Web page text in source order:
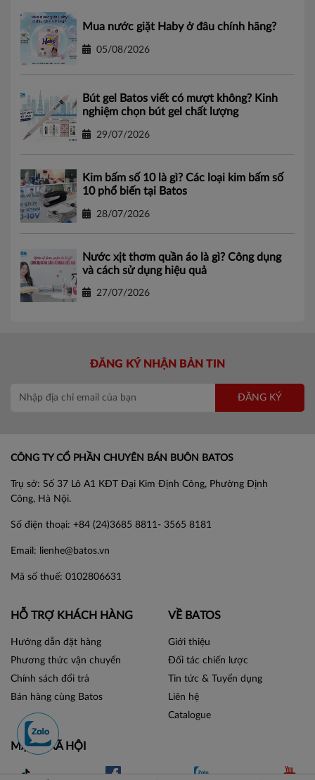
Mua nước giặt Haby ở đâu chính hãng?
05/08/2026
Bút gel Batos viết có mượt không? Kinh
nghiệm chọn bút gel chất lượng
29/07/2026
Kim bấm số 10 là gì? Các loại kim bấm số
10 phổ biến tại Batos
28/07/2026
Nước xịt thơm quần áo là gì? Công dụng
và cách sử dụng hiệu quả
27/07/2026
ĐĂNG KÝ NHẬN BẢN TIN
ĐĂNG KÝ
CÔNG TY CỔ PHẦN CHUYÊN BÁN BUÔN BATOS
Trụ sở: Số 37 Lô A1 KĐT Đại Kim Định Công, Phường Định
Công, Hà Nội.
Số điện thoại: +84 (24)3685 8811- 3565 8181
Email: lienhe@batos.vn
Mã số thuế: 0102806631
HỖ TRỢ KHÁCH HÀNG
Hướng dẫn đặt hàng
Phương thức vận chuyển
Chính sách đổi trả
Bán hàng cùng Batos
VỀ BATOS
Giới thiệu
Đối tác chiến lược
Tin tức & Tuyển dụng
Liên hệ
Catalogue
MẠNG XÃ HỘI